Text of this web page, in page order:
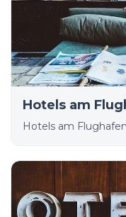
Hotels am
Hotels am